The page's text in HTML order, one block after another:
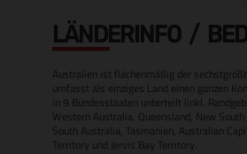
LÄNDERINFO /
Australien ist flächenmäßig der
umfasst als einziges Land einen ganzen
in 9 Bundesstaaten unterteilt (inkl.
Western Australia, Queensland, New South
South Australia, Tasmanien, Australian
Territory und Jervis Bay Territory.